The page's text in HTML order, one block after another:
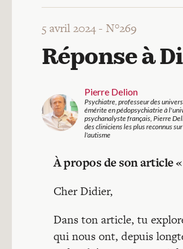
5 avril 2024 - N°269
Réponse à
Pierre Delion
Psychiatre, professeur des
émérite en pédopsychiatrie à
psychanalyste français, Pierre
des cliniciens les plus reconnus
l'autisme
À propos de son article
Cher Didier,
Dans ton article, tu
qui nous ont, depuis